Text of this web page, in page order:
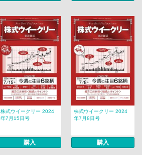
株式ウイークリー 2024
年7月15日号
購入
株式ウイークリー 2024
年7月8日号
購入